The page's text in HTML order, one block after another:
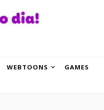
WEBTOONS GAMES